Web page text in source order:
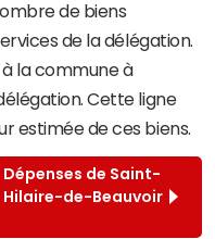
de biens
de la délégation.
la commune à
Cette ligne
estimée de ces biens.
Dépenses de Saint-
Hilaire-de-Beauvoir